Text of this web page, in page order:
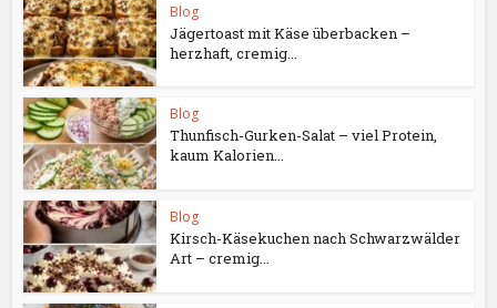
Blog
Jägertoast mit Käse überbacken –
herzhaft, cremig...
Blog
Thunfisch-Gurken-Salat – viel Protein,
kaum Kalorien...
Blog
Kirsch-Käsekuchen nach Schwarzwälder
Art – cremig...